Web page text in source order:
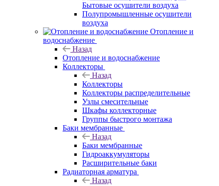
Бытовые осушители воздуха
Полупромышленные осушители
воздуха
Отопление и
водоснабжение
Назад
Отопление и водоснабжение
Коллекторы
Назад
Коллекторы
Коллекторы распределительные
Узлы смесительные
Шкафы коллекторные
Группы быстрого монтажа
Баки мембранные
Назад
Баки мембранные
Гидроаккумуляторы
Расширительные баки
Радиаторная арматура
Назад